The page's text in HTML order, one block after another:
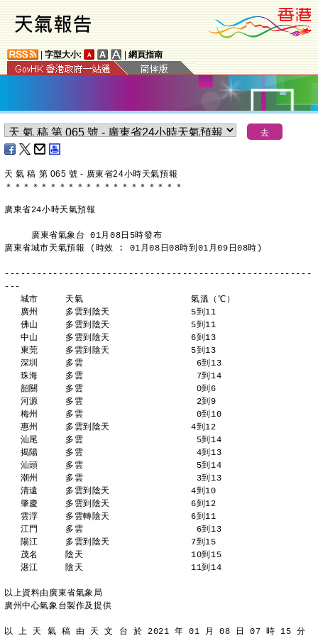
字型大小: 網頁指南
天 氣 稿 第 065 號 - 廣東省24小時天氣預報
＊ ＊ ＊ ＊ ＊ ＊ ＊ ＊ ＊ ＊ ＊ ＊ ＊ ＊ ＊ ＊ ＊ ＊ ＊ ＊
廣東省24小時天氣預報
     廣東省氣象台 01月08日5時發布
廣東省城市天氣預報 (時效 : 01月08日08時到01月09日08時)
---------------------------------------------------------
---
   城市     天氣                    氣溫（℃）
   廣州     多雲到陰天               5到11
   佛山     多雲到陰天               5到11
   中山     多雲到陰天               6到13
   東莞     多雲到陰天               5到13
   深圳     多雲                     6到13
   珠海     多雲                     7到14
   韶關     多雲                     0到6
   河源     多雲                     2到9
   梅州     多雲                     0到10
   惠州     多雲到陰天               4到12
   汕尾     多雲                     5到14
   揭陽     多雲                     4到13
   汕頭     多雲                     5到14
   潮州     多雲                     3到13
   清遠     多雲到陰天               4到10
   肇慶     多雲到陰天               6到12
   雲浮     多雲轉陰天               6到11
   江門     多雲                     6到13
   陽江     多雲到陰天               7到15
   茂名     陰天                    10到15
   湛江     陰天                    11到14
以上資料由廣東省氣象局
廣州中心氣象台製作及提供
以 上 天 氣 稿 由 天 文 台 於 2021 年 01 月 08 日 07 時 15 分